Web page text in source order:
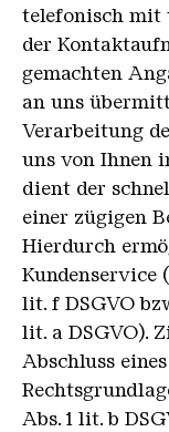
telefonisch mit
der
gemachten
an uns
Verarbeitung
uns von Ihnen
dient der
einer zügigen
Hierdurch
Kundenservice
lit. f DSGVO
lit. a DSGVO).
Abschluss
Abs. 1 lit. b